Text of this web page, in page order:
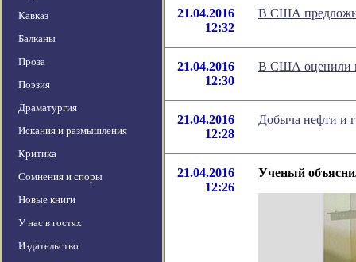
Кавказ
Балканы
Проза
Поэзия
Драматургия
Искания и размышления
Критика
Сомнения и споры
Новые книги
У нас в гостях
Издательство
21.04.2016
12:32
В США
21.04.2016
12:30
В США оценили
21.04.2016
12:28
Добыча нефти и
21.04.2016
12:26
Ученый